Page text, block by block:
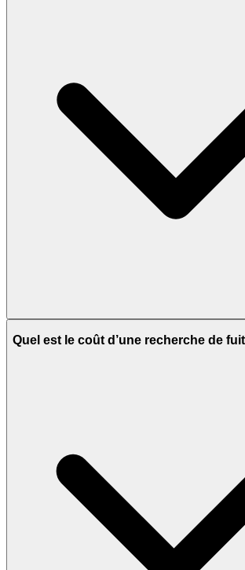
Quel est le coût d’une recherche de